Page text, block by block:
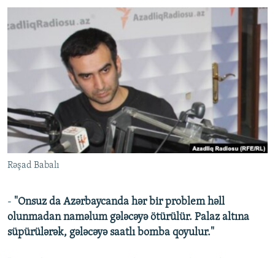
MULTIMEDIA
FOTOQALEREYA
İNFOQRAFIKA
KARIKATURA
RADIO ARXIV
AZƏRBAYCAN ƏDƏBIYYATI KITABXANASI
İSLAM VƏ DEMOKRATIYA
İZ - MƏDƏNIYYƏT PROQRAMI
HAQQIMIZDA
MISSIYAMIZ
PEŞƏ ETIKASI VƏ JURNALISTIKA STANDARTLARIMIZ
MATERIALLARIMIZDAN ISTIFADƏ
BIZIMLƏ ƏLAQƏ
XƏBƏR BÜLLETENLƏRIMIZ
BIZI IZLƏ
Rəşad Babalı
- "Onsuz da Azərbaycanda hər bir problem həll
olunmadan naməlum gələcəyə ötürülür. Palaz altına
süpürülərək, gələcəyə saatlı bomba qoyulur."